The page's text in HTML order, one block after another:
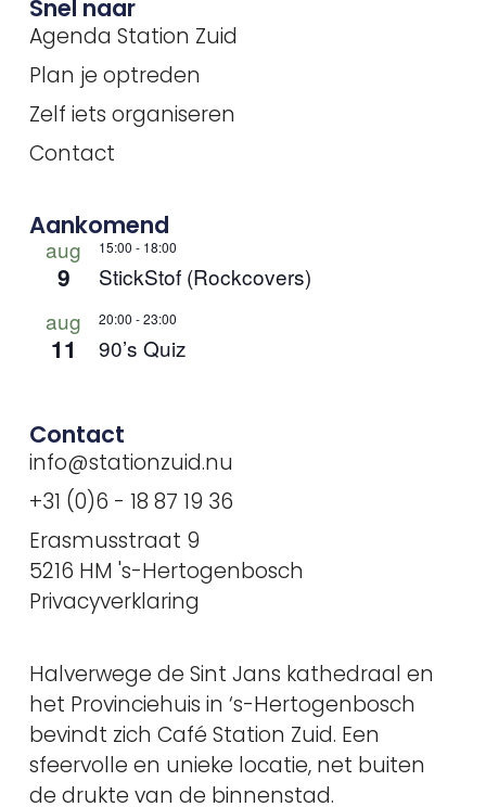
Halverwege de Sint Jans kathedraal en
het Provinciehuis in ‘s-Hertogenbosch
bevindt zich Café Station Zuid. Een
sfeervolle en unieke locatie, net buiten
de drukte van de binnenstad.
Snel naar
Agenda Station Zuid
Plan je optreden
Zelf iets organiseren
Contact
Aankomend
aug
9
15:00 - 18:00
StickStof (Rockcovers)
aug
11
20:00 -23:00
90’s Quiz
Contact
info@stationzuid.nu
+31 (0)6 - 18 87 19 36
Erasmusstraat 9
5216 HM 's-Hertogenbosch
Privacyverklaring